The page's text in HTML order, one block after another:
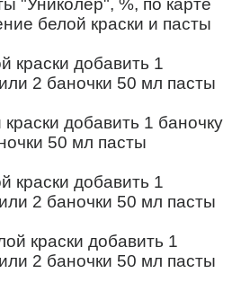
"Униколер", %, по карте
белой краски и пасты
краски добавить 1
2 баночки 50 мл пасты
добавить 1 баночку
50 мл пасты
краски добавить 1
2 баночки 50 мл пасты
краски добавить 1
2 баночки 50 мл пасты